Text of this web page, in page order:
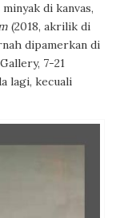
di kanvas,
(2018, akrilik di
dipamerkan di
7-21
lagi, kecuali